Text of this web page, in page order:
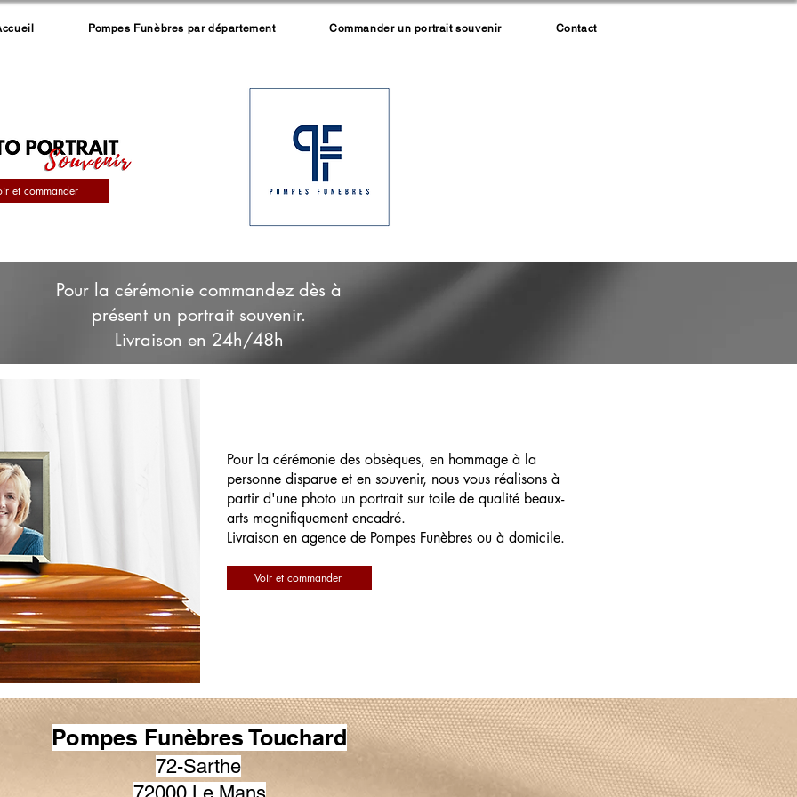
Pompes Funèbres par département Commander un portrait souvenir Contact
et commander
Pour la cérémonie commandez dès à
présent un portrait souvenir.
Livraison en 24h/48h
Pour la cérémonie des obsèques, en hommage à la
personne disparue et en souvenir, nous vous réalisons à
partir d'une photo un portrait sur toile de qualité beaux-
arts magnifiquement encadré.
Livraison en agence de Pompes Funèbres ou à domicile.
Voir et commander
Pompes Funèbres Touchard
72-Sarthe